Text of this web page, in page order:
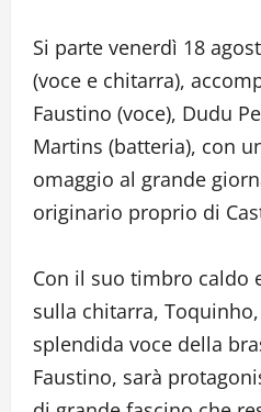
Si parte venerdì 18
(voce e chitarra),
Faustino (voce), Dudu
Martins (batteria), con
omaggio al grande
originario proprio di
Con il suo timbro caldo
sulla chitarra,
splendida voce della
Faustino, sarà